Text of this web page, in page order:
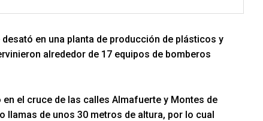
en una planta de producción de plásticos y
alrededor de 17 equipos de bomberos
el cruce de las calles Almafuerte y Montes de
llamas de unos 30 metros de altura, por lo cual